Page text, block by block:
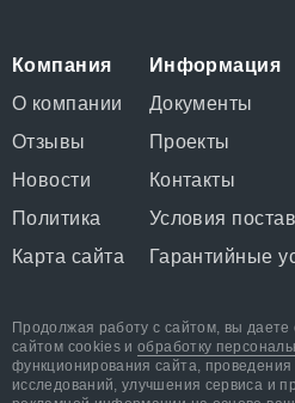
Компания
О компании
Отзывы
Новости
Политика
Карта сайта
Информация
Документы
Проекты
Контакты
Условия
Гарантийные
Продолжая работу с сайтом, вы даете
сайтом cookies иобработку
функционирования сайта, проведения
исследований, улучшения сервиса и